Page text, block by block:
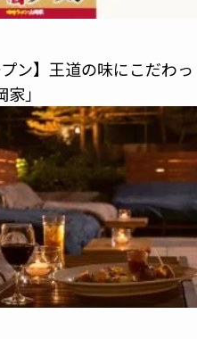
ン】王道の味にこだわっ
」